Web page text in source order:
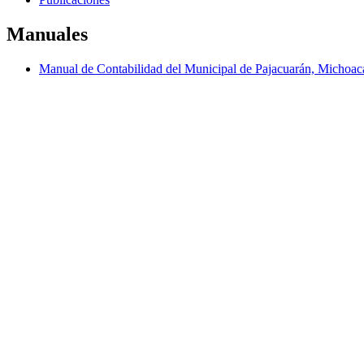
Manuales
Manual de Contabilidad del Municipal de Pajacuarán,